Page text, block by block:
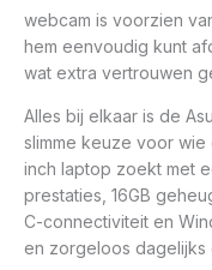
webcam is voorzien
hem eenvoudig kunt
wat extra vertrouwen
Alles bij elkaar is de
slimme keuze voor wie
inch laptop zoekt met
prestaties, 16GB
C-connectiviteit en
en zorgeloos dagelijks